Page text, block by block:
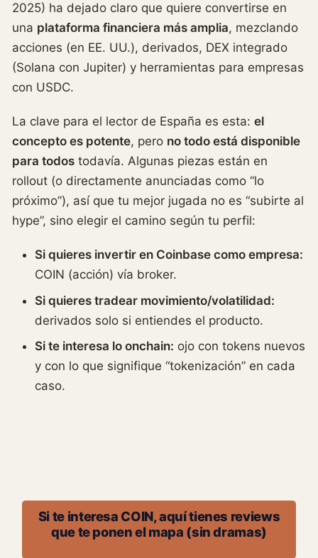
2025) ha dejado claro que quiere convertirse en
una plataforma financiera más amplia, mezclando
acciones (en EE. UU.), derivados, DEX integrado
(Solana con Jupiter) y herramientas para empresas
con USDC.
La clave para el lector de España es esta: el
concepto es potente, pero no todo está disponible
para todos todavía. Algunas piezas están en
rollout (o directamente anunciadas como “lo
próximo”), así que tu mejor jugada no es “subirte al
hype”, sino elegir el camino según tu perfil:
Si quieres invertir en Coinbase como empresa:
COIN (acción) vía broker.
Si quieres tradear movimiento/volatilidad:
derivados solo si entiendes el producto.
Si te interesa lo onchain: ojo con tokens nuevos
y con lo que signifique “tokenización” en cada
caso.
Si te interesa COIN, aquí tienes reviews
que te ponen el mapa (sin dramas)